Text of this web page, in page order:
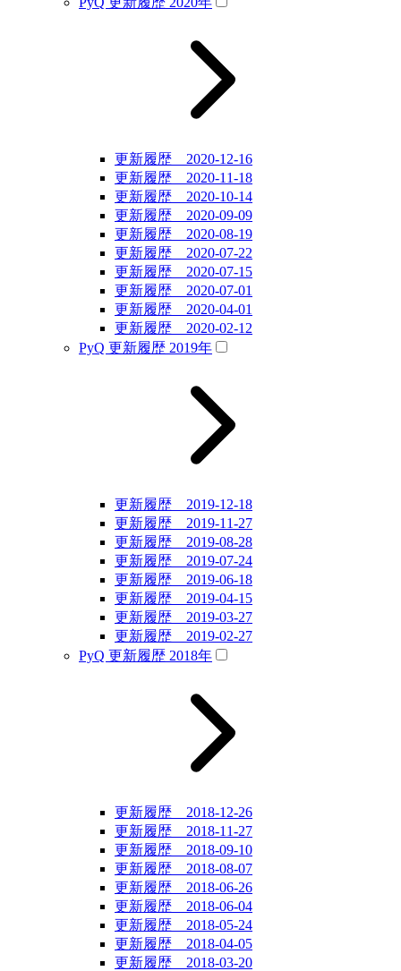
更新履歴 2020-12-16
更新履歴 2020-11-18
更新履歴 2020-10-14
更新履歴 2020-09-09
更新履歴 2020-08-19
更新履歴 2020-07-22
更新履歴 2020-07-15
更新履歴 2020-07-01
更新履歴 2020-04-01
更新履歴 2020-02-12
PyQ 更新履歴 2019年
更新履歴 2019-12-18
更新履歴 2019-11-27
更新履歴 2019-08-28
更新履歴 2019-07-24
更新履歴 2019-06-18
更新履歴 2019-04-15
更新履歴 2019-03-27
更新履歴 2019-02-27
PyQ 更新履歴 2018年
更新履歴 2018-12-26
更新履歴 2018-11-27
更新履歴 2018-09-10
更新履歴 2018-08-07
更新履歴 2018-06-26
更新履歴 2018-06-04
更新履歴 2018-05-24
更新履歴 2018-04-05
更新履歴 2018-03-20